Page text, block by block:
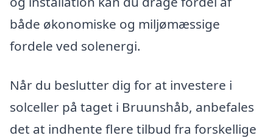
både økonomiske og miljømæssige
fordele ved solenergi.
Når du beslutter dig for at investere i
solceller på taget i Bruunshåb, anbefales
det at indhente flere tilbud fra forskellige